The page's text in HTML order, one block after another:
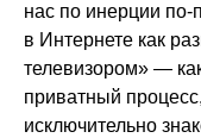
нас по инерции
в Интернете как
телевизором» —
приватный
исключительно